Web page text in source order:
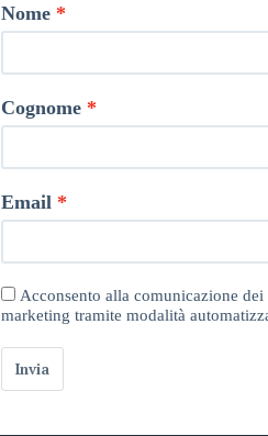
Nome
Cognome
Email
Acconsento alla comunicazione
marketing tramite modalità
Invia